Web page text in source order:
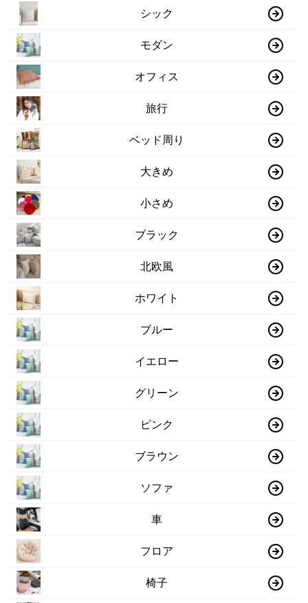
シック
モダン
オフィス
旅行
ベッド周り
大きめ
小さめ
ブラック
北欧風
ホワイト
ブルー
イエロー
グリーン
ピンク
ブラウン
ソファ
車
フロア
椅子